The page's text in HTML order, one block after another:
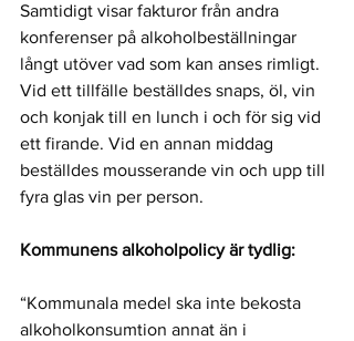
Samtidigt visar fakturor från andra
konferenser på alkoholbeställningar
långt utöver vad som kan anses rimligt.
Vid ett tillfälle beställdes snaps, öl, vin
och konjak till en lunch i och för sig vid
ett firande. Vid en annan middag
beställdes mousserande vin och upp till
fyra glas vin per person.
Kommunens alkoholpolicy är tydlig:
“Kommunala medel ska inte bekosta
alkoholkonsumtion annat än i